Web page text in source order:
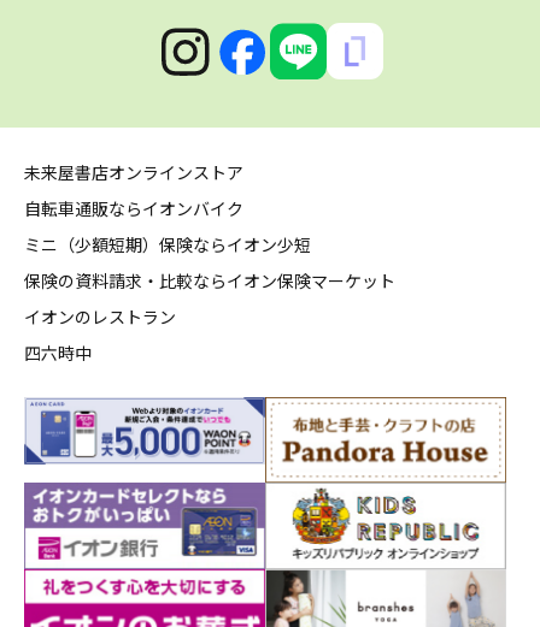
未来屋書店オンラインストア
自転車通販ならイオンバイク
ミニ（少額短期）保険ならイオン少短
保険の資料請求・比較ならイオン保険マーケット
イオンのレストラン
四六時中